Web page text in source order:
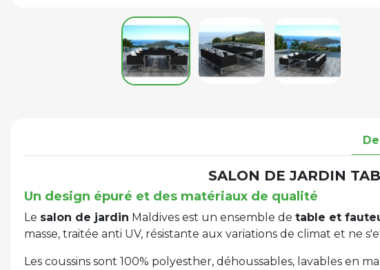
SALON DE JARDIN
Un design épuré et des matériaux de qualité
Le salon de jardin Maldives est un ensemble de table et
masse, traitée anti UV, résistante aux variations de climat et ne
Les coussins sont 100% polyesther, déhoussables, lavables en